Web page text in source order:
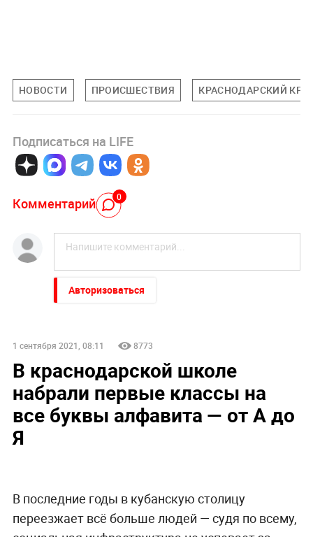
НОВОСТИ ПРОИСШЕСТВИЯ КРАСНОДАРСКИЙ
Подписаться на LIFE
Комментарий 0
Авторизоваться
1 сентября 2021, 08:11 8773
В краснодарской школе
набрали первые классы на
все буквы алфавита — от А до
Я
В последние годы в кубанскую столицу
переезжает всё больше людей — судя по всему,